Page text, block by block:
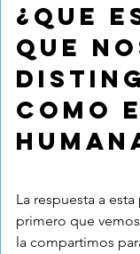
¿Que
que
como
La respuesta a
primero que
la compartimos